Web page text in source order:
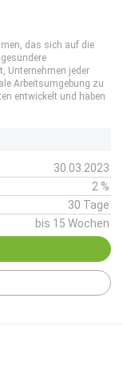
das sich auf die
Unternehmen jeder
Arbeitsumgebung zu
entwickelt und haben
30.03.2023
2 %
30 Tage
bis 15 Wochen